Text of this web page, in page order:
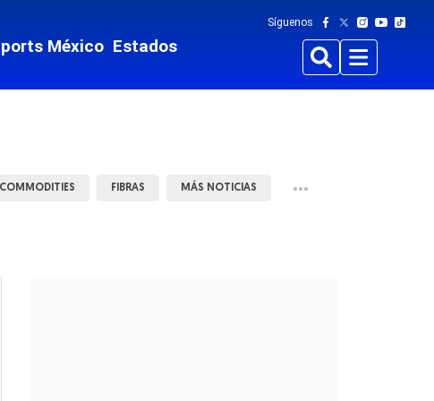
México Estados
Síguenos
BuscarMenu
COMMODITIES FIBRAS MÁS NOTICIAS •••